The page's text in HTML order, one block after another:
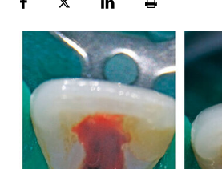
FacebookPlattformLinekdInSeite